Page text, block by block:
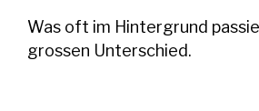
Was oft im Hintergrund
grossen Unterschied.